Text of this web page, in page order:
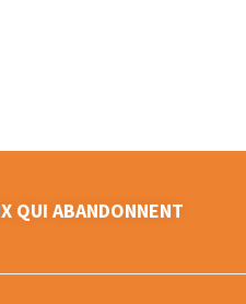
QUI ABANDONNENT